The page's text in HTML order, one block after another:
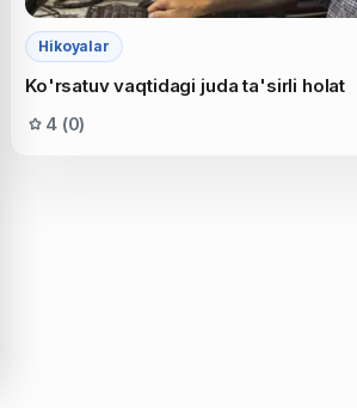
Hikoyalar
Ko'rsatuv vaqtidagi juda ta'sirli holat
4 (0)